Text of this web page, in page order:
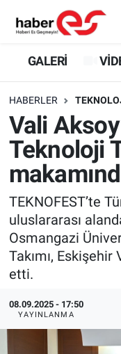
GALERİ
HABERLER
Vali
Teknoloji
TEKNOFEST’te
uluslararası
Osmangazi
Takımı,
etti.
08.09.2025 - 17:50
YAYINLANMA
GALERİ
YAZARLAR
GÜNDEM
SİYASET
TEKNOLOJİ
EKONOMİ
SPOR
ASAYİŞ
Eskişehir
Eskişehir
Süper Lig Puan
Tüm Manşetler
Son Dakika
Haber Arşivi